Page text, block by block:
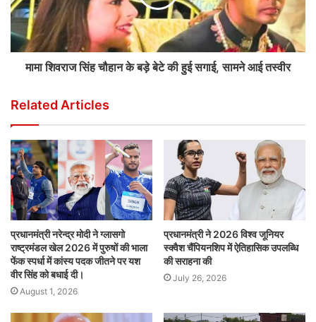
मामा शिवराज सिंह चौहान के बड़े बेटे की हुई सगाई, सामने आई तस्वीर
Related Articles
प्रधानमंत्री नरेन्द्र मोदी ने ग्लासगो
राष्ट्रमंडल खेल 2026 में पुरुषों की भाला
फेंक स्पर्धा में कांस्य पदक जीतने पर यश
वीर सिंह को बधाई दी।
August 1, 2026
प्रधानमंत्री ने 2026 विश्व जूनियर
स्क्वैश चैंपियनशिप में ऐतिहासिक उपलब्धि
की सराहना की
July 26, 2026